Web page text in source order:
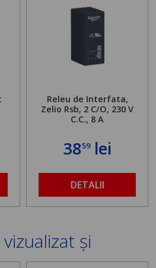
Releu de Interfata,
Zelio Rsb, 2 C/O, 230 V
C.C., 8 A
3859lei
DETALII
și